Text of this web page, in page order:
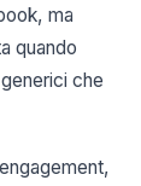
ma
quando
che